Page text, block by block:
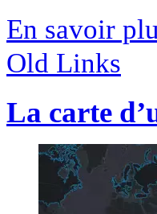
En savoir
Old Links
La carte